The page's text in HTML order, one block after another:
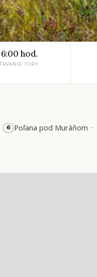
6:00 hod.
TRVANIE TÚRY
6 Poľana pod Muráňom –